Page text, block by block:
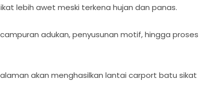
lebih awet meski terkena hujan dan panas.
adukan, penyusunan motif, hingga proses
akan menghasilkan lantai carport batu sikat